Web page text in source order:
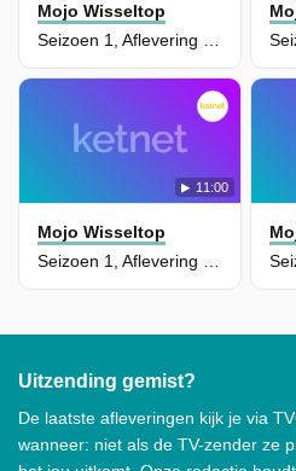
Mojo Wisseltop
Seizoen 1, Aflevering 8 - Cadeautje
11:00
Mojo Wisseltop
Uitzending gemist?
De laatste afleveringen kijk je via
wanneer: niet als de TV-zender ze